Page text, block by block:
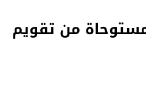
مستوحاة من تقويم